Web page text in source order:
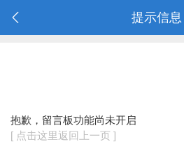
提示信息
抱歉，留言板功能尚未开启
[ 点击这里返回上一页 ]